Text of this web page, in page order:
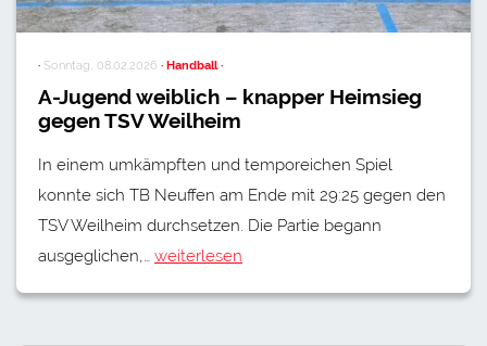
· Sonntag, 08.02.2026 · Handball ·
A-Jugend weiblich – knapper Heimsieg
gegen TSV Weilheim
In einem umkämpften und temporeichen Spiel
konnte sich TB Neuffen am Ende mit 29:25 gegen den
TSV Weilheim durchsetzen. Die Partie begann
ausgeglichen,… weiterlesen